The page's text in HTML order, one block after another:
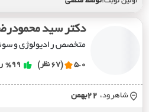
دکتر سید
متخصص رادیولوژی و
5.0 (67 نظر) %99
شاهرود، 22بهمن